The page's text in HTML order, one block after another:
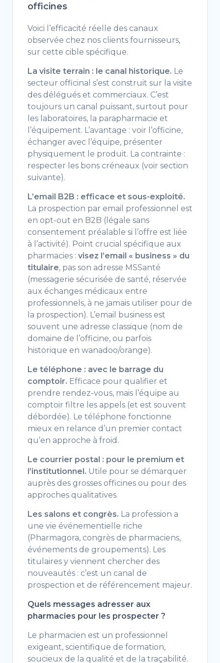
officines
Voici l’efficacité réelle des canaux
observée chez nos clients fournisseurs,
sur cette cible spécifique.
La visite terrain : le canal historique. Le
secteur officinal s’est construit sur la visite
des délégués et commerciaux. C’est
toujours un canal puissant, surtout pour
les laboratoires, la parapharmacie et
l’équipement. L’avantage : voir l’officine,
échanger avec l’équipe, présenter
physiquement le produit. La contrainte :
respecter les bons créneaux (voir section
suivante).
L’email B2B : efficace et sous-exploité.
La prospection par email professionnel est
en opt-out en B2B (légale sans
consentement préalable si l’offre est liée
à l’activité). Point crucial spécifique aux
pharmacies : visez l’email « business » du
titulaire, pas son adresse MSSanté
(messagerie sécurisée de santé, réservée
aux échanges médicaux entre
professionnels, à ne jamais utiliser pour de
la prospection). L’email business est
souvent une adresse classique (nom de
domaine de l’officine, ou parfois
historique en wanadoo/orange).
Le téléphone : avec le barrage du
comptoir. Efficace pour qualifier et
prendre rendez-vous, mais l’équipe au
comptoir filtre les appels (et est souvent
débordée). Le téléphone fonctionne
mieux en relance d’un premier contact
qu’en approche à froid.
Le courrier postal : pour le premium et
l’institutionnel. Utile pour se démarquer
auprès des grosses officines ou pour des
approches qualitatives.
Les salons et congrès. La profession a
une vie événementielle riche
(Pharmagora, congrès de pharmaciens,
événements de groupements). Les
titulaires y viennent chercher des
nouveautés : c’est un canal de
prospection et de référencement majeur.
Quels messages adresser aux
pharmacies pour les prospecter ?
Le pharmacien est un professionnel
exigeant, scientifique de formation,
soucieux de la qualité et de la traçabilité.